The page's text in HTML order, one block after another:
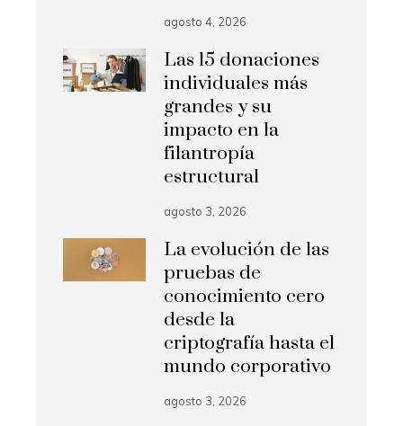
agosto 4, 2026
Las 15 donaciones
individuales más
grandes y su
impacto en la
filantropía
estructural
agosto 3, 2026
La evolución de las
pruebas de
conocimiento cero
desde la
criptografía hasta el
mundo corporativo
agosto 3, 2026